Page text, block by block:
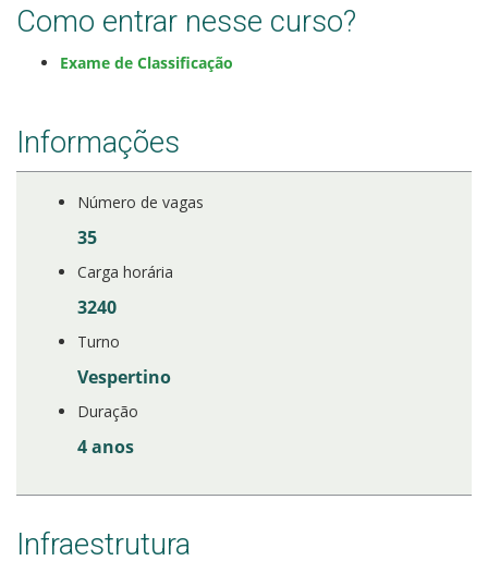
Transferências e Retornos
Estatísticas dos Processos Seletivos
Como entrar nesse curso?
Exame de Classificação
Informações
Número de vagas
35
Carga horária
3240
Turno
Vespertino
Duração
4 anos
Infraestrutura